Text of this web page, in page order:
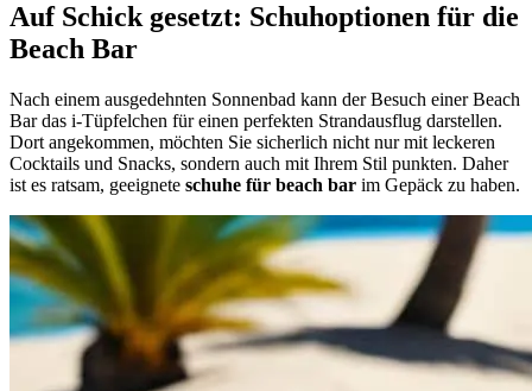
Auf Schick gesetzt: Schuhoptionen für die
Beach Bar
Nach einem ausgedehnten Sonnenbad kann der Besuch einer Beach
Bar das i-Tüpfelchen für einen perfekten Strandausflug darstellen.
Dort angekommen, möchten Sie sicherlich nicht nur mit leckeren
Cocktails und Snacks, sondern auch mit Ihrem Stil punkten. Daher
ist es ratsam, geeignete schuhe für beach bar im Gepäck zu haben.